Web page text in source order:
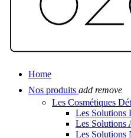
Home
Nos produits add remove
Les Cosmétiques
Les Solutions
Les Solutions
Les Solutions